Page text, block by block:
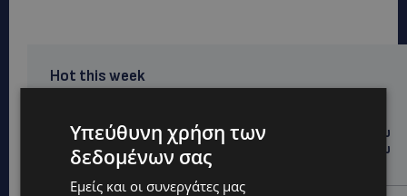
Hot this week
ΤΑΣΟΣ ΧΑΤΖΗΓΙΟΒΑΝΗΣ: Η συγκλονιστική ιστορία του
12χρονου Δημήτρη και η δωρεά των 12.500 ευρώ που
του έδωσε ελπίδα
Υπεύθυνη χρήση των
δεδομένων σας
Εμείς και οι συνεργάτες μας